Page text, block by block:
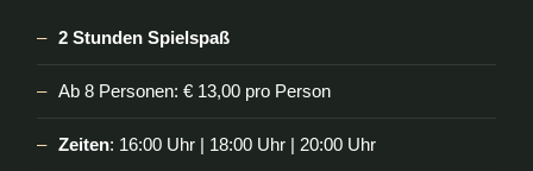
2 Stunden Spielspaß
Ab 8 Personen: € 13,00 pro Person
Zeiten: 16:00 Uhr | 18:00 Uhr | 20:00 Uhr